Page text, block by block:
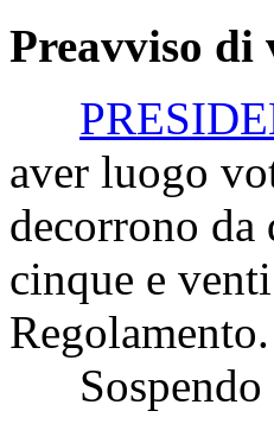
Preavviso
aver luogo
decorrono
cinque e
Regolamento.
Sospendo